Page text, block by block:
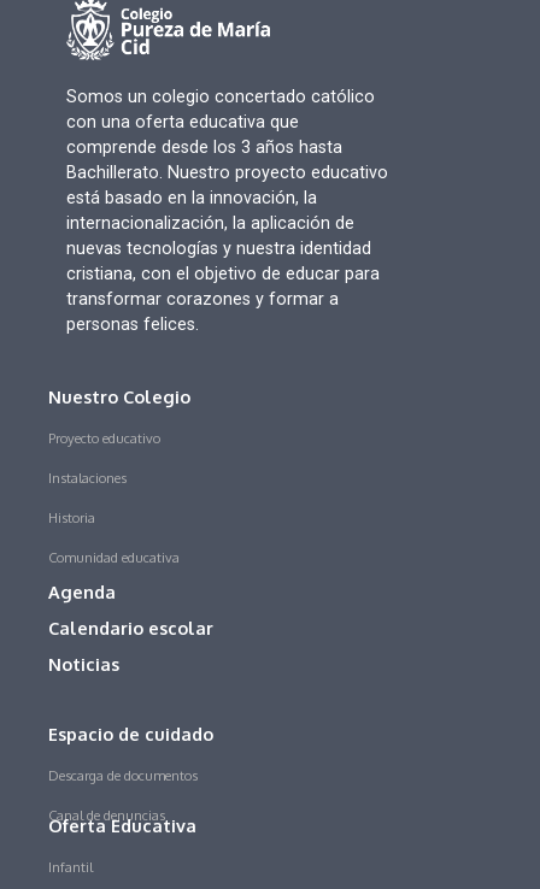
Somos un colegio concertado católico
con una oferta educativa que
comprende desde los 3 años hasta
Bachillerato. Nuestro proyecto educativo
está basado en la innovación, la
internacionalización, la aplicación de
nuevas tecnologías y nuestra identidad
cristiana, con el objetivo de educar para
transformar corazones y formar a
personas felices.
Nuestro Colegio
Proyecto educativo
Instalaciones
Historia
Comunidad educativa
Agenda
Calendario escolar
Noticias
Espacio de cuidado
Descarga de documentos
Canal de denuncias
Oferta Educativa
Infantil